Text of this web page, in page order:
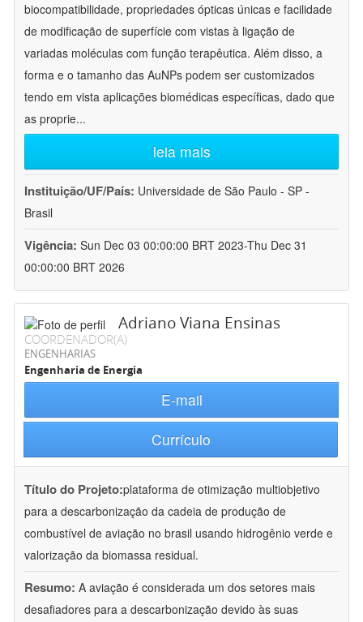
biocompatibilidade, propriedades ópticas únicas e facilidade
de modificação de superfície com vistas à ligação de
variadas moléculas com função terapêutica. Além disso, a
forma e o tamanho das AuNPs podem ser customizados
tendo em vista aplicações biomédicas específicas, dado que
as proprie...
leia mais
Instituição/UF/País: Universidade de São Paulo - SP -
Brasil
Vigência: Sun Dec 03 00:00:00 BRT 2023-Thu Dec 31
00:00:00 BRT 2026
Adriano Viana Ensinas
COORDENADOR(A)
ENGENHARIAS
Engenharia de Energia
E-mail
Currículo
Título do Projeto:plataforma de otimização multiobjetivo
para a descarbonização da cadeia de produção de
combustível de aviação no brasil usando hidrogênio verde e
valorização da biomassa residual.
Resumo: A aviação é considerada um dos setores mais
desafiadores para a descarbonização devido às suas